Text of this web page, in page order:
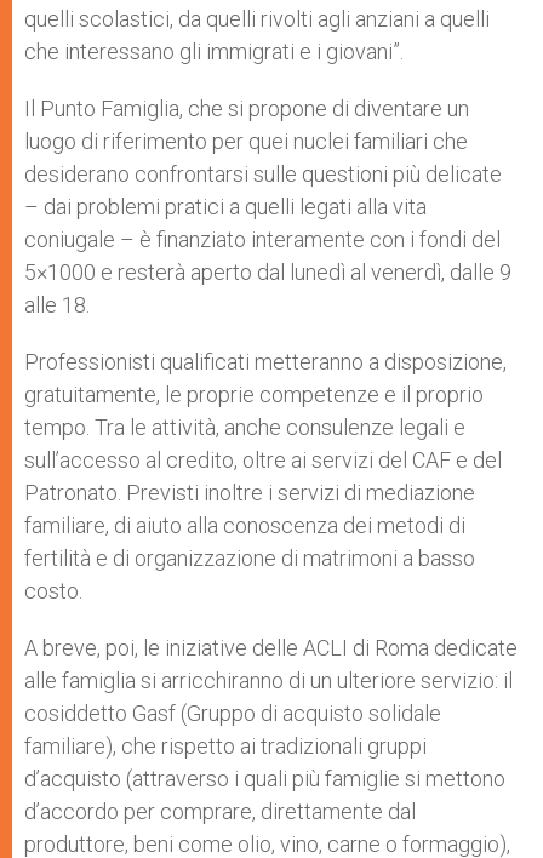
quelli scolastici, da quelli rivolti agli anziani a quelli
che interessano gli immigrati e i giovani”.
Il Punto Famiglia, che si propone di diventare un
luogo di riferimento per quei nuclei familiari che
desiderano confrontarsi sulle questioni più delicate
– dai problemi pratici a quelli legati alla vita
coniugale – è finanziato interamente con i fondi del
5×1000 e resterà aperto dal lunedì al venerdì, dalle 9
alle 18.
Professionisti qualificati metteranno a disposizione,
gratuitamente, le proprie competenze e il proprio
tempo. Tra le attività, anche consulenze legali e
sull’accesso al credito, oltre ai servizi del CAF e del
Patronato. Previsti inoltre i servizi di mediazione
familiare, di aiuto alla conoscenza dei metodi di
fertilità e di organizzazione di matrimoni a basso
costo.
A breve, poi, le iniziative delle ACLI di Roma dedicate
alle famiglia si arricchiranno di un ulteriore servizio: il
cosiddetto Gasf (Gruppo di acquisto solidale
familiare), che rispetto ai tradizionali gruppi
d’acquisto (attraverso i quali più famiglie si mettono
d’accordo per comprare, direttamente dal
produttore, beni come olio, vino, carne o formaggio),